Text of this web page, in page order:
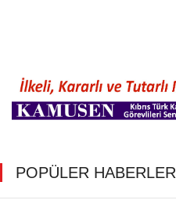
POPÜLER HABERLER